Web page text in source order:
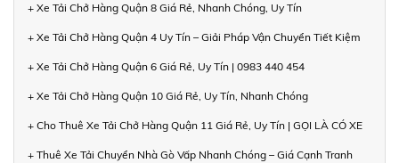
+ Xe Tải Chở Hàng Quận 8 Giá Rẻ, Nhanh Chóng, Uy Tín
+ Xe Tải Chở Hàng Quận 4 Uy Tín – Giải Pháp Vận Chuyển Tiết Kiệm
+ Xe Tải Chở Hàng Quận 6 Giá Rẻ, Uy Tín | 0983 440 454
+ Xe Tải Chở Hàng Quận 10 Giá Rẻ, Uy Tín, Nhanh Chóng
+ Cho Thuê Xe Tải Chở Hàng Quận 11 Giá Rẻ, Uy Tín | GỌI LÀ CÓ XE
+ Thuê Xe Tải Chuyển Nhà Gò Vấp Nhanh Chóng – Giá Cạnh Tranh